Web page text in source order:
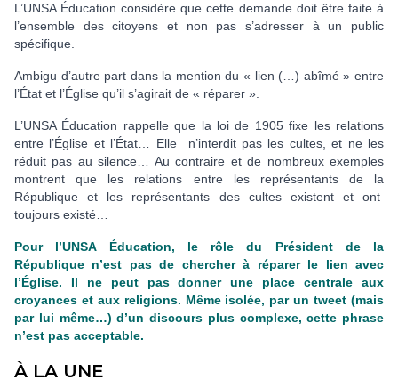
L’UNSA Éducation considère que cette demande doit être faite à
l’ensemble des citoyens et non pas s’adresser à un public
spécifique.
Ambigu d’autre part dans la mention du « lien (…) abîmé » entre
l’État et l’Église qu’il s’agirait de « réparer ».
L’UNSA Éducation rappelle que la loi de 1905 fixe les relations
entre l’Église et l’État… Elle n’interdit pas les cultes, et ne les
réduit pas au silence… Au contraire et de nombreux exemples
montrent que les relations entre les représentants de la
République et les représentants des cultes existent et ont
toujours existé…
Pour l’UNSA Éducation, le rôle du Président de la
République n’est pas de chercher à réparer le lien avec
l’Église. Il ne peut pas donner une place centrale aux
croyances et aux religions. Même isolée, par un tweet (mais
par lui même…) d’un discours plus complexe, cette phrase
n’est pas acceptable.
À LA UNE